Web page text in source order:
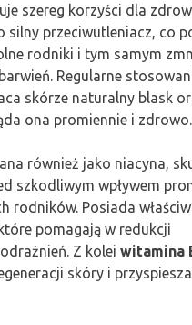
szereg korzyści dla
silny przeciwutleniacz, co
rodniki i tym samym
Regularne
skórze naturalny blask
ona promiennie i zdrowo.
również jako niacyna,
szkodliwym wpływem
rodników. Posiada
pomagają w redukcji
Z kolei witamina
skóry i